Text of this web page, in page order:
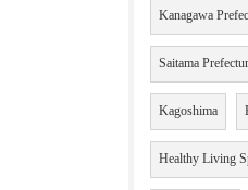
Kanagawa
Saitama
Kagoshima
Healthy Living